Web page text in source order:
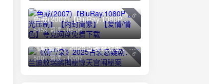
5
色戒(2007)【BluRay.1080P 蓝光压制】【内封简繁】【爱情/情色】夸克网盘免费下载
5459 阅读 - 06/06
6
《朝雪录》2025古装悬疑剧：李兰迪敖瑞鹏揭秘惊天宫闱秘案
5001 阅读 - 10/07